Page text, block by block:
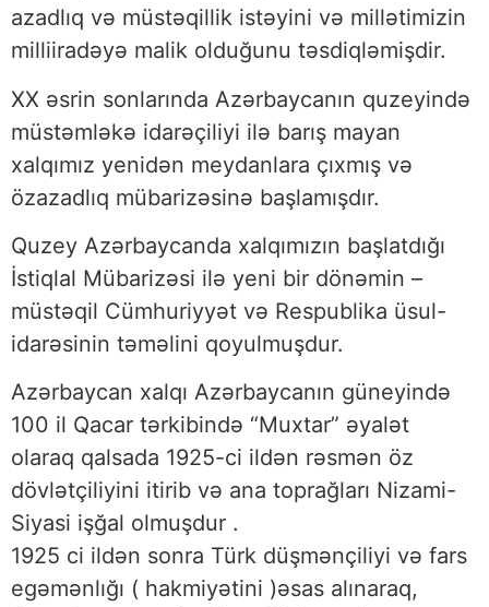
azadlıq və müstəqillik istəyini və millətimizin
milliiradəyə malik olduğunu təsdiqləmişdir.
XX əsrin sonlarında Azərbaycanın quzeyində
müstəmləkə idarəçiliyi ilə barış mayan
xalqımız yenidən meydanlara çıxmış və
özazadlıq mübarizəsinə başlamışdır.
Quzey Azərbaycanda xalqımızın başlatdığı
İstiqlal Mübarizəsi ilə yeni bir dönəmin –
müstəqil Cümhuriyyət və Respublika üsul-
idarəsinin təməlini qoyulmuşdur.
Azərbaycan xalqı Azərbaycanın güneyində
100 il Qacar tərkibində “Muxtar” əyalət
olaraq qalsada 1925-ci ildən rəsmən öz
dövlətçiliyini itirib və ana toprağları Nizami-
Siyasi işğal olmuşdur .
1925 ci ildən sonra Türk düşmənçiliyi və fars
egəmənlığı ( hakmiyətini )əsas alınaraq,